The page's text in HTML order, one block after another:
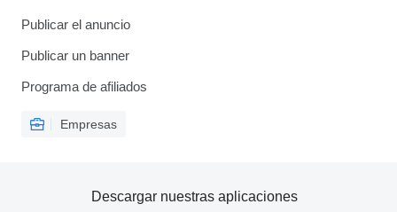
Publicar el anuncio
Publicar un banner
Programa de afiliados
Empresas
Descargar nuestras aplicaciones